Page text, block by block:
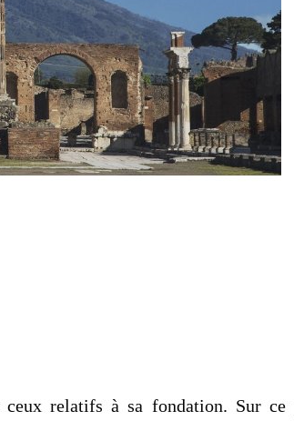
relatifs à sa fondation. Sur ce